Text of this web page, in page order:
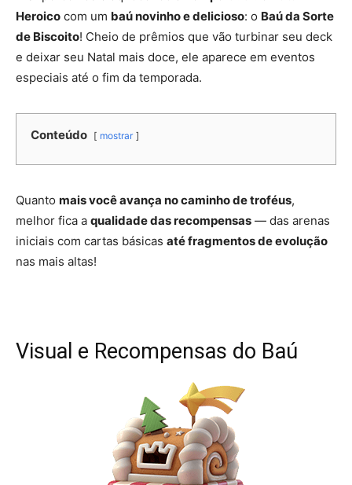
Heroico com um baú novinho e delicioso: o Baú da Sorte
de Biscoito! Cheio de prêmios que vão turbinar seu deck
e deixar seu Natal mais doce, ele aparece em eventos
especiais até o fim da temporada.
Conteúdo mostrar
Quanto mais você avança no caminho de troféus,
melhor fica a qualidade das recompensas — das arenas
iniciais com cartas básicas até fragmentos de evolução
nas mais altas!
Visual e Recompensas do Baú